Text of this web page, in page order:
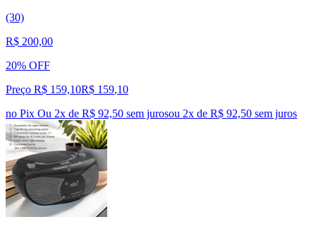
(30)
R$ 200,00
20% OFF
Preço R$ 159,10R$ 159,10
no Pix Ou 2x de R$ 92,50 sem jurosou 2x de R$ 92,50 sem juros